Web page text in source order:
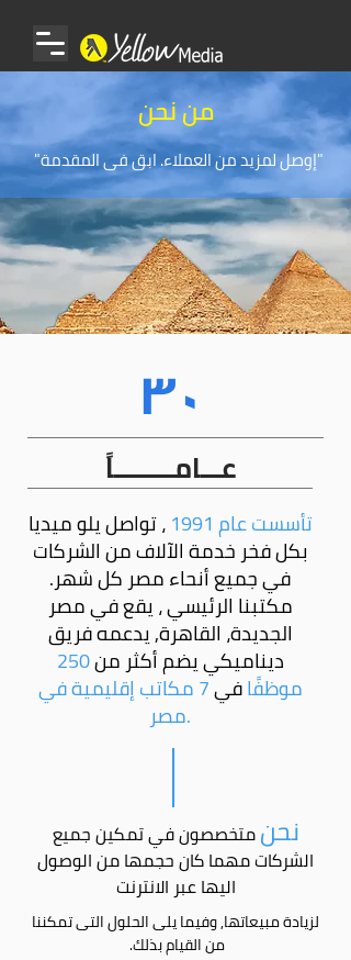
من نحن
"إوصل لمزيد من العملاء. ابق فى المقدمة"
30
عـــامـــــــــاً
تأسست عام 1991 ، تواصل يلو ميديا
بكل فخر خدمة الآلاف من الشركات
في جميع أنحاء مصر كل شهر.
مكتبنا الرئيسي ، يقع في مصر
الجديدة، القاهرة, يدعمه فريق
ديناميكي يضم أكثر من250
موظفًافي 7 مكاتب إقليمية في
مصر.
نحنمتخصصون في تمكين جميع
الشركات مهما كان حجمها من الوصول
اليها عبر الانترنت
لزيادة مبيعاتها, وفيما يلى الحلول التى تمكننا
من القيام بذلك.